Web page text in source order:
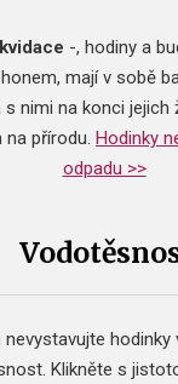
-, hodiny a
mají v sobě
nimi na konci
přírodu. Hodinky
odpadu >>
hodinky
Klikněte s